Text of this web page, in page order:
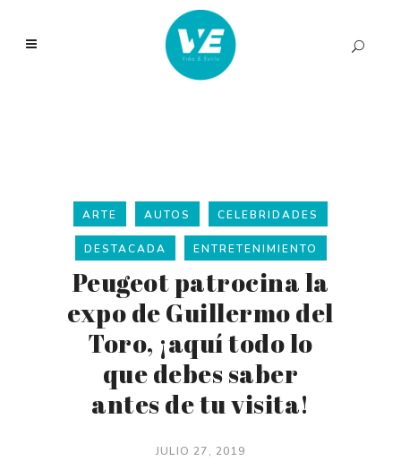
ARTE AUTOS CELEBRIDADES
DESTACADA ENTRETENIMIENTO
Peugeot patrocina la
expo de Guillermo del
Toro, ¡aquí todo lo
que debes saber
antes de tu visita!
JULIO 27, 2019